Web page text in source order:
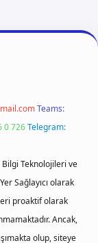
Teams:
0 726Telegram:
Bilgi Teknolojileri ve
Sağlayıcı olarak
proaktif olarak
Ancak,
olup, siteye